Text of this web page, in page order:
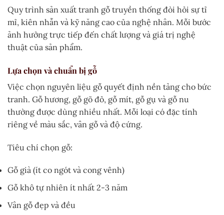
Quy trình sản xuất tranh gỗ truyền thống đòi hỏi sự tỉ
mỉ, kiên nhẫn và kỹ năng cao của nghệ nhân. Mỗi bước
ảnh hưởng trực tiếp đến chất lượng và giá trị nghệ
thuật của sản phẩm.
Lựa chọn và chuẩn bị gỗ
Việc chọn nguyên liệu gỗ quyết định nền tảng cho bức
tranh. Gỗ hương, gỗ gõ đỏ, gỗ mít, gỗ gụ và gỗ nu
thường được dùng nhiều nhất. Mỗi loại có đặc tính
riêng về màu sắc, vân gỗ và độ cứng.
Tiêu chí chọn gỗ:
Gỗ già (ít co ngót và cong vênh)
Gỗ khô tự nhiên ít nhất 2-3 năm
Vân gỗ đẹp và đều